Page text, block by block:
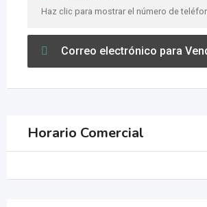
Haz clic para mostrar el número de
Correo electrónico para
Horario Comercial